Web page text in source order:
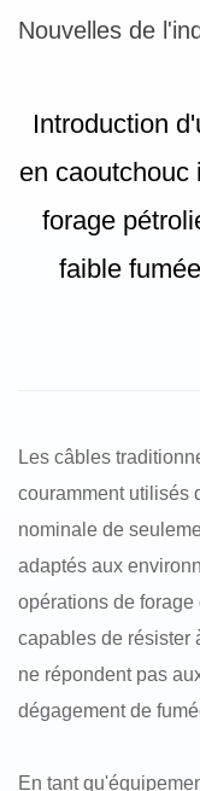
Nouvelles de
Introduction
en caoutchouc
forage
faible
Les câbles
couramment utilisés
nominale de
adaptés aux
opérations de
capables de résister
ne répondent pas
dégagement de
En tant